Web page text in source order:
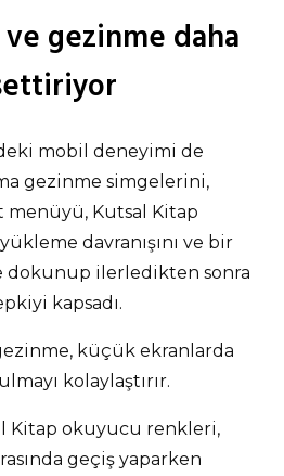
gezinme daha
mobil deneyimi de
gezinme simgelerini,
Kutsal Kitap
davranışını ve bir
ilerledikten sonra
kapsadı.
küçük ekranlarda
kolaylaştırır.
Kitap okuyucu renkleri,
geçiş yaparken